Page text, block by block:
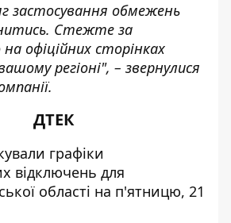
застосування обмежень
Стежте за
офіційних сторінках
регіоні", – звернулися
ДТЕК
графіки
відключень для
області на п'ятницю, 21